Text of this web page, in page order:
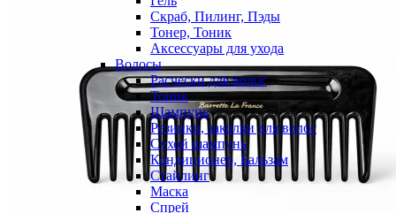
Скраб, Пилинг, Пэды
Тонер, Тоник
Аксессуары для ухода
Волосы
Расчески для волос
Тоник
Шампунь
Резинки, заколки для волос
Сухой шампунь
Кондиционер, Бальзам
Стайлинг
Маска
Спрей